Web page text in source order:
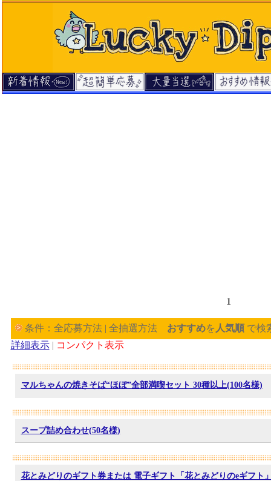
1
条件：全応募方法 | 全抽選方法 おすすめを 人気順で検
詳細表示| コンパクト表示
マルちゃんの焼きそば“ほぼ”全部満喫セット 30種以上(100名様)
スープ詰め合わせ(50名様)
花とみどりのギフト券または 電子ギフト「花とみどりのeギフト